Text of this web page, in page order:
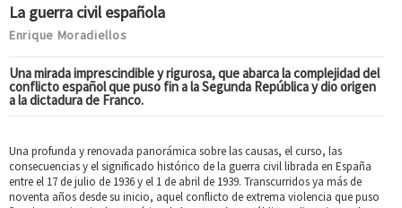
La guerra civil española
Enrique Moradiellos
Una mirada imprescindible y rigurosa, que abarca la complejidad del
conflicto español que puso fin a la Segunda República y dio origen
a la dictadura de Franco.
Una profunda y renovada panorámica sobre las causas, el curso, las
consecuencias y el significado histórico de la guerra civil librada en España
entre el 17 de julio de 1936 y el 1 de abril de 1939. Transcurridos ya más de
noventa años desde su inicio, aquel conflicto de extrema violencia que puso